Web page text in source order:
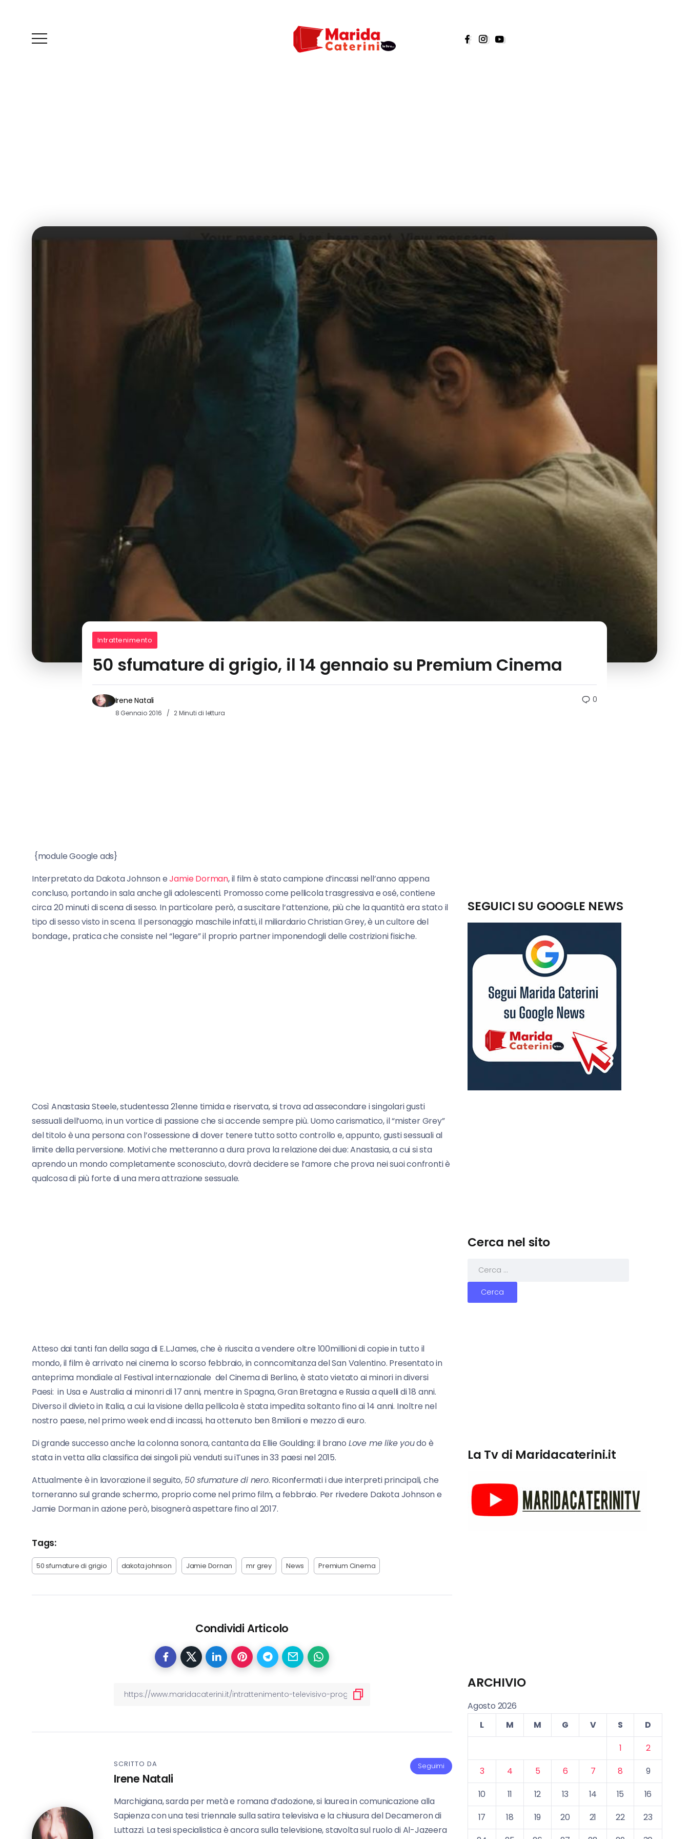
Intrattenimento
50 sfumature di grigio, il 14 gennaio su Premium Cinema
Irene Natali
8 Gennaio 2016 2 Minuti di lettura
0
{module Google ads}
Interpretato da Dakota Johnson eJamie Dorman, il film è stato campione d’incassi nell’anno appena
concluso, portando in sala anche gli adolescenti. Promosso come pellicola trasgressiva e osé, contiene
circa 20 minuti di scena di sesso. In particolare però, a suscitare l’attenzione, più che la quantità era stato il
tipo di sesso visto in scena. Il personaggio maschile infatti, il miliardario Christian Grey, è un cultore del
bondage., pratica che consiste nel “legare” il proprio partner imponendogli delle costrizioni fisiche.
Così Anastasia Steele, studentessa 21enne timida e riservata, si trova ad assecondare i singolari gusti
sessuali dell’uomo, in un vortice di passione che si accende sempre più. Uomo carismatico, il “mister Grey”
del titolo è una persona con l’ossessione di dover tenere tutto sotto controllo e, appunto, gusti sessuali al
limite della perversione. Motivi che metteranno a dura prova la relazione dei due: Anastasia, a cui si sta
aprendo un mondo completamente sconosciuto, dovrà decidere se l’amore che prova nei suoi confronti è
qualcosa di più forte di una mera attrazione sessuale.
Atteso dai tanti fan della saga di E.L.James, che è riuscita a vendere oltre 100millioni di copie in tutto il
mondo, il film è arrivato nei cinema lo scorso febbraio, in conncomitanza del San Valentino. Presentato in
anteprima mondiale al Festival internazionale del Cinema di Berlino, è stato vietato ai minori in diversi
Paesi: in Usa e Australia ai minonri di 17 anni, mentre in Spagna, Gran Bretagna e Russia a quelli di 18 anni.
Diverso il divieto in Italia, a cui la visione della pellicola è stata impedita soltanto fino ai 14 anni. Inoltre nel
nostro paese, nel primo week end di incassi, ha ottenuto ben 8milioni e mezzo di euro.
Di grande successo anche la colonna sonora, cantanta da Ellie Goulding: il brano Love me like youdo è
stata in vetta alla classifica dei singoli più venduti su iTunes in 33 paesi nel 2015.
Attualmente è in lavorazione il seguito, 50 sfumature di nero. Riconfermati i due interpreti principali, che
torneranno sul grande schermo, proprio come nel primo film, a febbraio. Per rivedere Dakota Johnson e
Jamie Dorman in azione però, bisognerà aspettare fino al 2017.
Tags:
50 sfumature di grigio dakota johnson Jamie Dornan mr grey News Premium Cinema
Condividi Articolo
Seguimi
SCRITTO DA
Irene Natali
Marchigiana, sarda per metà e romana d’adozione, si laurea in comunicazione alla
Sapienza con una tesi triennale sulla satira televisiva e la chiusura del Decameron di
Luttazzi. La tesi specialistica è ancora sulla televisione, stavolta sul ruolo di Al-Jazeera
SEGUICI SU GOOGLE NEWS
Cerca nel sito
La Tv di Maridacaterini.it
ARCHIVIO
Agosto 2026
L
M M G V S
D
1
2
3
4 5 6 7 8
9
10
11 12 13 14 15
16
17
18 19 20 21 22
23